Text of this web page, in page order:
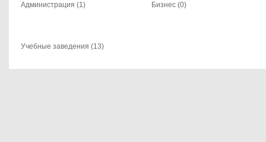
Администрация (1) Бизнес (0)
Учебные заведения (13)